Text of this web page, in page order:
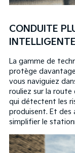
CONDUITE
INTELLIGENTE
La gamme de
protège
vous naviguiez
rouliez sur la
qui détectent les
produisent. Et
simplifier le